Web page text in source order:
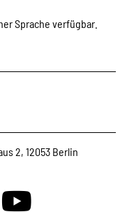
Sprache verfügbar.
2, 12053 Berlin